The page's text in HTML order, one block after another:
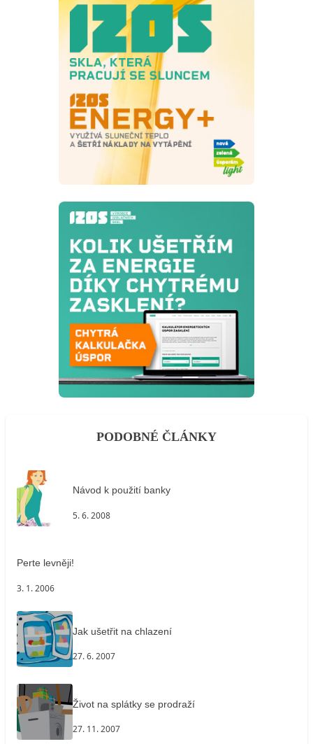
PODOBNÉ ČLÁNKY
Návod k použití banky
5. 6. 2008
Perte levněji!
3. 1. 2006
Jak ušetřit na chlazení
27. 6. 2007
Život na splátky se prodraží
27. 11. 2007